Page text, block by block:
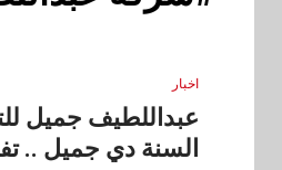
اخبار
عبداللطيف جميل
السنة دي جميل ..